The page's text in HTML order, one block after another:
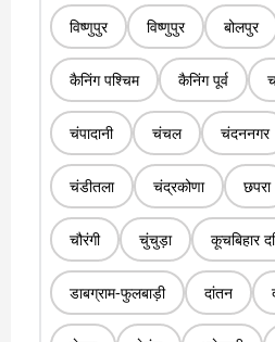
विष्णुपुर विष्णुपुर बोलपुर
कैनिंग पश्चिम कैनिंग पूर्व
चंपादानी चंचल चंदननगर
चंडीतला चंद्रकोणा छपरा
चौरंगी चुंचुड़ा कूचबिहार
डाबग्राम-फुलबाड़ी दांतन